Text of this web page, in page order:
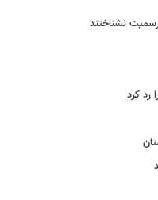
نشناختند
رد کرد